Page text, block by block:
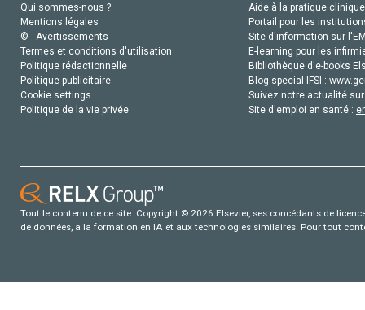
Qui sommes-nous ?
Mentions légales
© - Avertissements
Termes et conditions d'utilisation
Politique rédactionnelle
Politique publicitaire
Cookie settings
Politique de la vie privée
Aide à la pratique
Portail pour les
Site d'information sur
E-learning pour les
Bibliothèque d'e-books
Blog special IFSI :
Suivez notre actualité
Site d'emploi en santé :
Tout le contenu de ce site: Copyright © 2026 Elsevier, ses concédants de
de données, a la formation en IA et aux technologies similaires. Pour tout